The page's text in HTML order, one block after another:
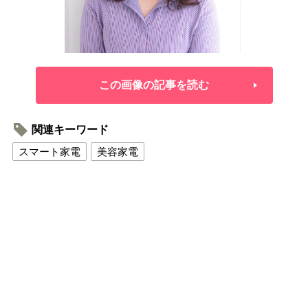
この画像の記事を読む
関連キーワード
スマート家電
美容家電